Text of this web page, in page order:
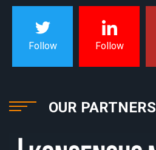
Follow Follow
OUR PARTNERS